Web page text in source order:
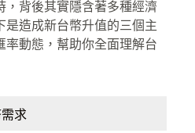
，背後其實隱含著多種經濟
是造成新台幣升值的三個主
率動態，幫助你全面理解台
求